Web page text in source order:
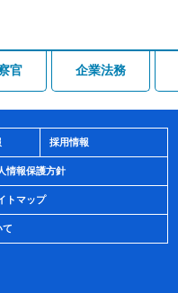
官 企業法務
採用情報
情報保護方針
トマップ
て